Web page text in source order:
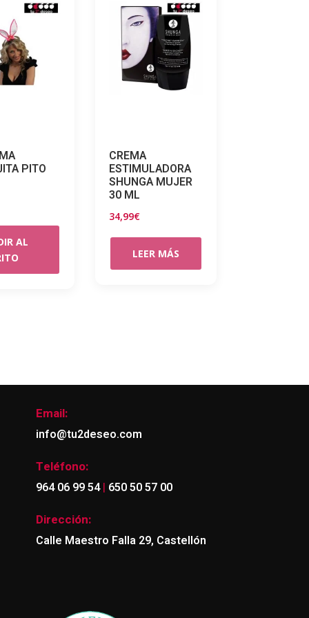
PITO
AL
CREMA
ESTIMULADORA
SHUNGA MUJER
30 ML
34,99€
LEER MÁS
Email:
info@tu2deseo.com
Teléfono:
964 06 99 54| 650 50 57 00
Dirección:
Calle Maestro Falla 29, Castellón